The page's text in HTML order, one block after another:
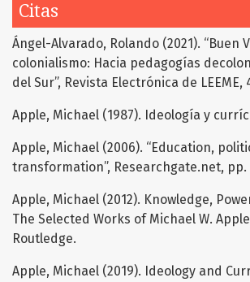
Citas
Ángel-Alvarado, Rolando (2021). “Buen
colonialismo: Hacia pedagogías
del Sur”, Revista Electrónica de LEEME,
Apple, Michael (1987). Ideología y
Apple, Michael (2006). “Education,
transformation”, Researchgate.net, pp.
Apple, Michael (2012). Knowledge,
The Selected Works of Michael W.
Routledge.
Apple, Michael (2019). Ideology and